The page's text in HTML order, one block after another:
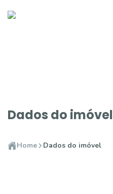
Dados do imóvel
Home Dados do imóvel